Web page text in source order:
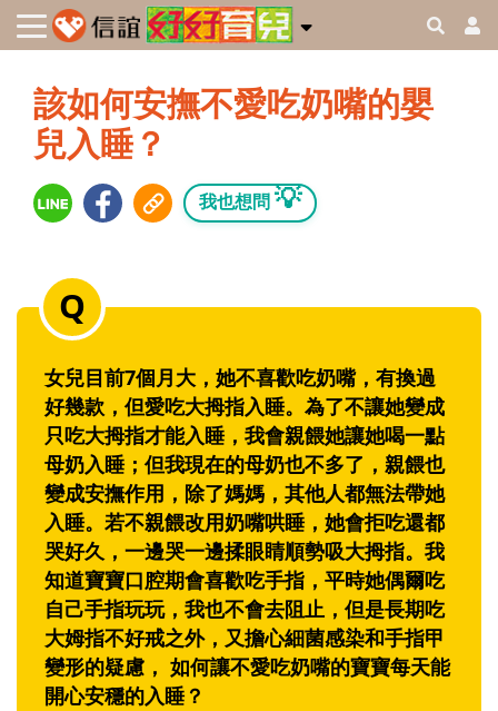
該如何安撫不愛吃奶嘴的嬰
兒入睡？
我也想問 💡
女兒目前7個月大，她不喜歡吃奶嘴，有換過
好幾款，但愛吃大拇指入睡。為了不讓她變成
只吃大拇指才能入睡，我會親餵她讓她喝一點
母奶入睡；但我現在的母奶也不多了，親餵也
變成安撫作用，除了媽媽，其他人都無法帶她
入睡。若不親餵改用奶嘴哄睡，她會拒吃還都
哭好久，一邊哭一邊揉眼睛順勢吸大拇指。我
知道寶寶口腔期會喜歡吃手指，平時她偶爾吃
自己手指玩玩，我也不會去阻止，但是長期吃
大姆指不好戒之外，又擔心細菌感染和手指甲
變形的疑慮， 如何讓不愛吃奶嘴的寶寶每天能
開心安穩的入睡？